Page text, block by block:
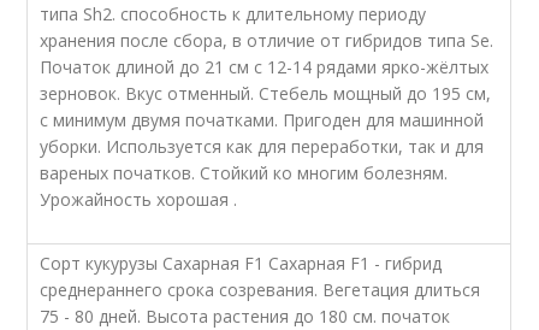
типа Sh2. способность к длительному периоду
хранения после сбора, в отличие от гибридов типа Se.
Початок длиной до 21 см с 12-14 рядами ярко-жёлтых
зерновок. Вкус отменный. Стебель мощный до 195 см,
с минимум двумя початками. Пригоден для машинной
уборки. Используется как для переработки, так и для
вареных початков. Стойкий ко многим болезням.
Урожайность хорошая .
Сорт кукурузы Сахарная F1 Сахарная F1 - гибрид
среднераннего срока созревания. Вегетация длиться
75 - 80 дней. Высота растения до 180 см. початок